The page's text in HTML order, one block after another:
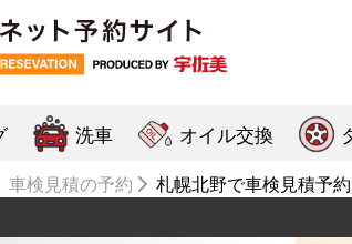
洗車 オイル交換
車検見積の予約 札幌北野で車検見積予約